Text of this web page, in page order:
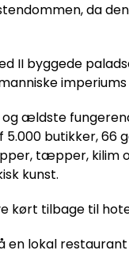
da
II byggede
ældste
5.000 butikker,
tæpper, kilim
kunst.
kørt tilbage til
lokal